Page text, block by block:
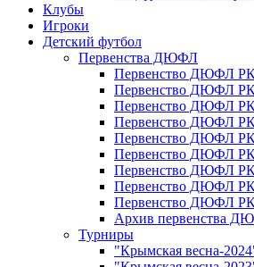
Клубы
Игроки
Детский футбол
Первенства ДЮФЛ
Первенство ДЮФЛ РК
Первенство ДЮФЛ РК
Первенство ДЮФЛ РК
Первенство ДЮФЛ РК
Первенство ДЮФЛ РК
Первенство ДЮФЛ РК
Первенство ДЮФЛ РК
Первенство ДЮФЛ РК
Первенство ДЮФЛ РК
Архив первенства
Турниры
"Крымская весна-